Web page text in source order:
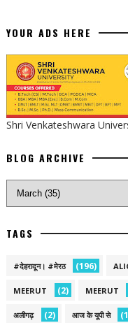
YOUR ADS HERE
Shri Venkateshwara
BLOG ARCHIVE
TAGS
#देहरादून। #मेरठ (196)
MEERUT (2) MEERUT
अलीगढ़ (2) आज के यूपी से